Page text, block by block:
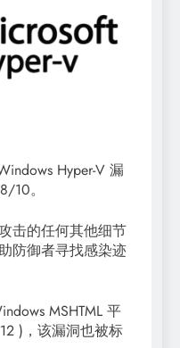
Hyper-V 漏
10。
击的任何其他细节
防御者寻找感染迹
MSHTML 平
)，该漏洞也被标